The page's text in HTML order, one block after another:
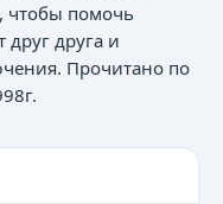
чтобы помочь
друга и
Прочитано по